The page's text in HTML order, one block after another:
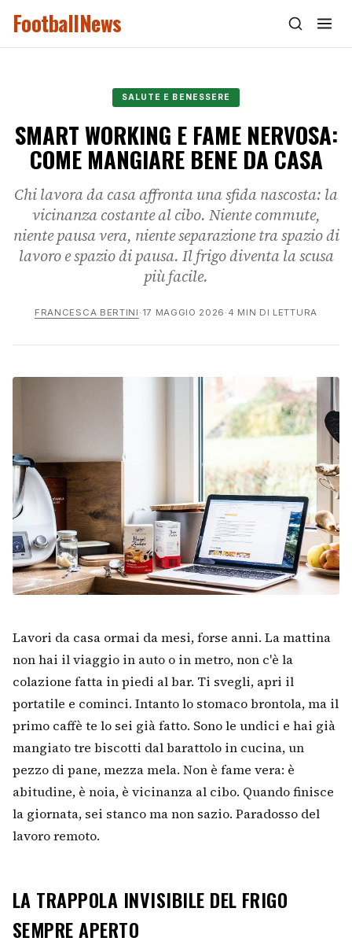
FootballNews
SALUTE E BENESSERE
SMART WORKING E FAME NERVOSA:
COME MANGIARE BENE DA CASA
Chi lavora da casa affronta una sfida nascosta: la
vicinanza costante al cibo. Niente commute,
niente pausa vera, niente separazione tra spazio di
lavoro e spazio di pausa. Il frigo diventa la scusa
più facile.
FRANCESCA BERTINI · 17 MAGGIO 2026 · 4 MIN DI LETTURA
Lavori da casa ormai da mesi, forse anni. La mattina
non hai il viaggio in auto o in metro, non c'è la
colazione fatta in piedi al bar. Ti svegli, apri il
portatile e cominci. Intanto lo stomaco brontola, ma il
primo caffè te lo sei già fatto. Sono le undici e hai già
mangiato tre biscotti dal barattolo in cucina, un
pezzo di pane, mezza mela. Non è fame vera: è
abitudine, è noia, è vicinanza al cibo. Quando finisce
la giornata, sei stanco ma non sazio. Paradosso del
lavoro remoto.
LA TRAPPOLA INVISIBILE DEL FRIGO
SEMPRE APERTO